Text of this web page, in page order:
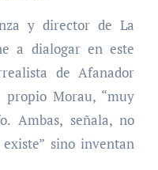
y director de La
a dialogar en este
de Afanador
Morau, “muy
Ambas, señala, no
sino inventan